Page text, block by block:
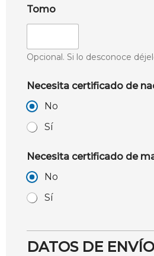
Tomo
Opcional. Si lo desconoce
Necesita certificado de
No
Sí
Necesita certificado de
No
Sí
DATOS DE ENVÍO